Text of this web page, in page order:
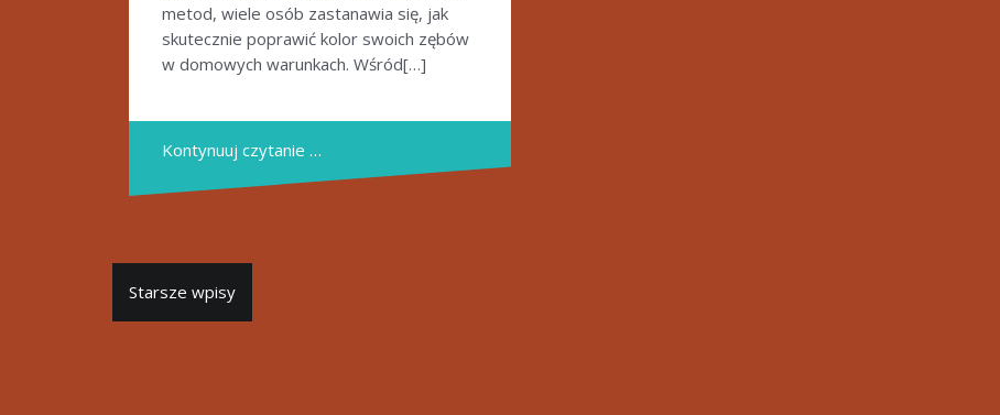
metod, wiele osób zastanawia się, jak
skutecznie poprawić kolor swoich zębów
w domowych warunkach. Wśród[…]
Kontynuuj czytanie …
Nawigacja
po
Starsze wpisy